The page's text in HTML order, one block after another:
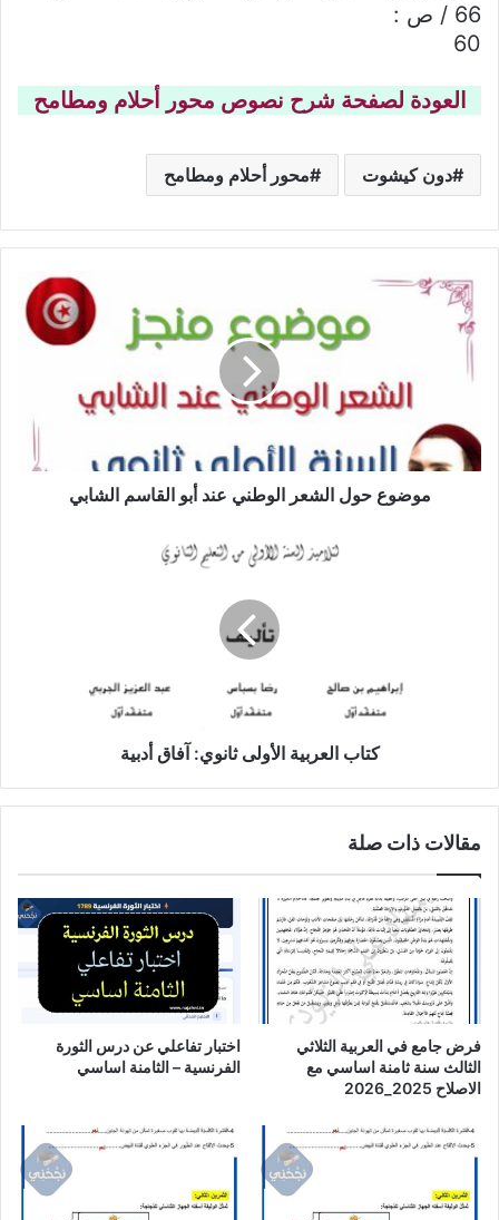
66 / ص :
60
العودة لصفحة شرح نصوص محور أحلام ومطامح
دون كيشوت محور أحلام ومطامح
موضوع
حول
الشعر
عند
القاسم
الشابي
موضوع حول الشعر الوطني عند أبو القاسم الشابي
كتاب العربية الأولى ثانوي: آفاق أدبية
مقالات ذات صلة
فرض جامع في العربية الثلاثي
الثالث سنة ثامنة اساسي مع
الاصلاح 2025_2026
اختبار تفاعلي عن درس الثورة
الفرنسية – الثامنة اساسي